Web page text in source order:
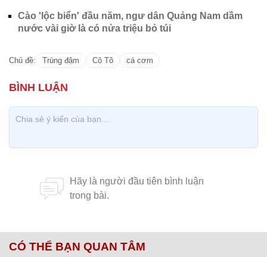
Cào 'lộc biển' đầu năm, ngư dân Quảng Nam dầm
nước vài giờ là có nửa triệu bỏ túi
Chủ đề: Trúng đậm Cô Tô cá cơm
CÓ THỂ BẠN QUAN TÂM